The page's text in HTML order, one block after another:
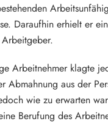
Daraufhin erhielt er
Arbeitnehmer klagte
Abmahnung aus der
wie zu erwarten
Berufung des